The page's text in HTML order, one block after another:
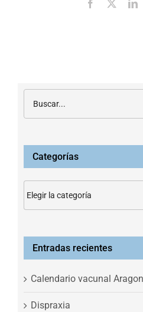
Facebook
Categorías
Entradas recientes
Calendario vacunal
Dispraxia